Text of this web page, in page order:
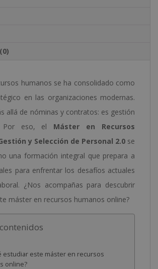
humanos se ha consolidado como
en las organizaciones modernas.
allá de nóminas y contratos: es gestión
Por eso, el Máster en Recursos
y Selección de Personal 2.0 se
una formación integral que prepara a
para enfrentar los desafíos actuales
¿Nos acompañas para descubrir
máster en recursos humanos online?
estudiar este máster en recursos
online?